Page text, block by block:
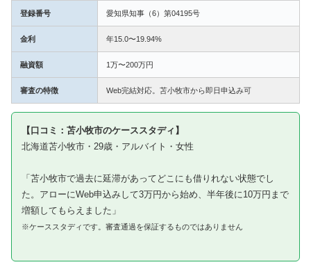
登録番号 愛知県知事（6）第04195号
金利 年15.0〜19.94%
融資額 1万〜200万円
審査の特徴 Web完結対応。苫小牧市から即日申込み可
【口コミ：苫小牧市のケーススタディ】
北海道苫小牧市・29歳・アルバイト・女性
「苫小牧市で過去に延滞があってどこにも借りれない状態でし
た。アローにWeb申込みして3万円から始め、半年後に10万円まで
増額してもらえました」
※ケーススタディです。審査通過を保証するものではありません